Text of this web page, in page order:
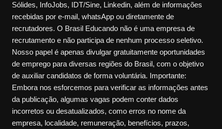
Sólides, InfoJobs, IDT/Sine, Linkedin, além de informações
recebidas por e-mail, whatsApp ou diretamente de
recrutadores. O Brasil Educando não é uma empresa de
recrutamento e não participa de nenhum processo seletivo.
Nosso papel é apenas divulgar gratuitamente oportunidades
de emprego para diversas regiões do Brasil, com o objetivo
de auxiliar candidatos de forma voluntária. Importante:
Embora nos esforcemos para verificar as informações antes
da publicação, algumas vagas podem conter dados
incorretos ou desatualizados, como erros no nome da
empresa, localidade, remuneração, benefícios, prazos,